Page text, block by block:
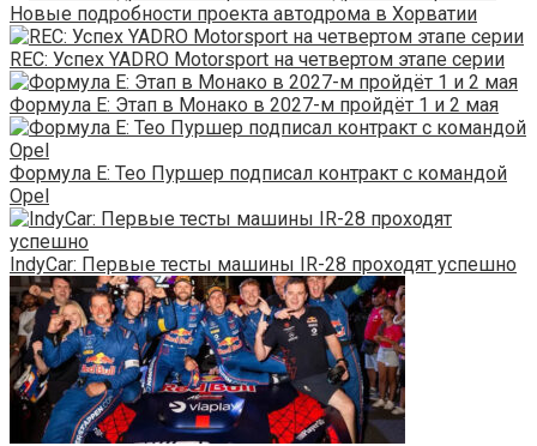
Новые подробности проекта автодрома в Хорватии
REC: Успех YADRO Motorsport на четвертом этапе серии
Формула E: Этап в Монако в 2027-м пройдёт 1 и 2 мая
Формула E: Тео Пуршер подписал контракт с командой
Opel
IndyCar: Первые тесты машины IR-28 проходят успешно